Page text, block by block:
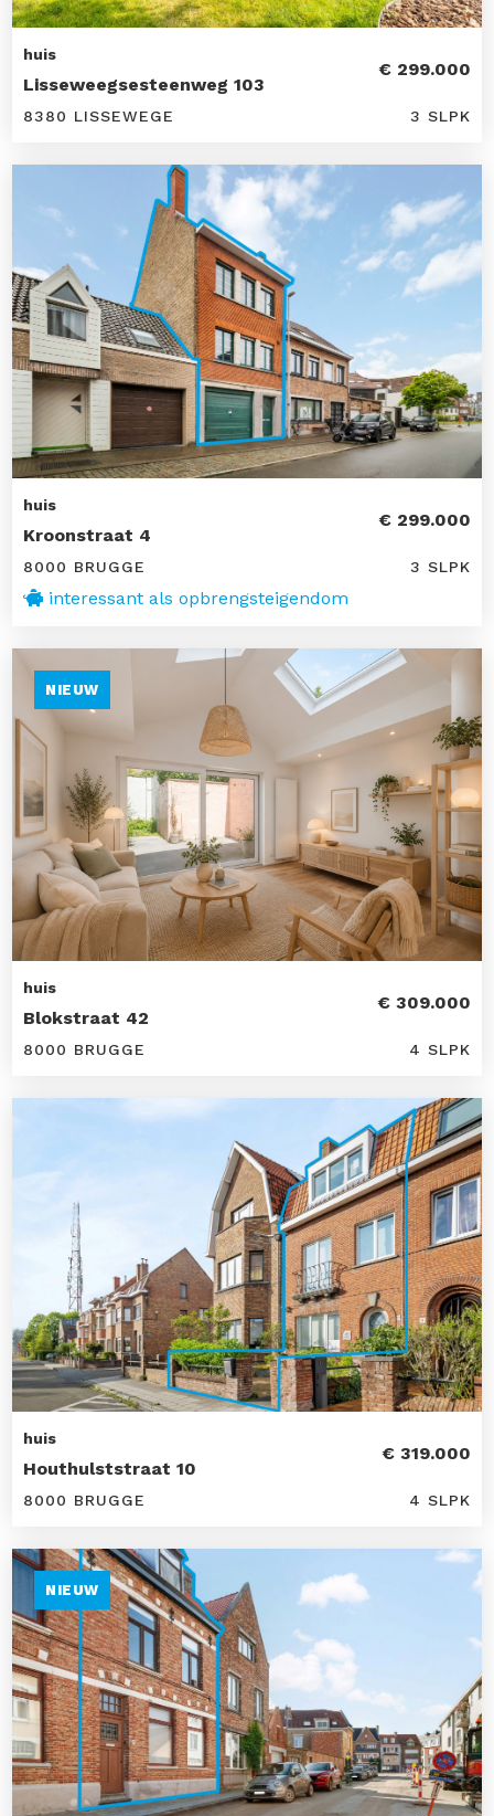
huis
Lisseweegsesteenweg 103
€ 299.000
8380 LISSEWEGE 3 SLPK
huis
Kroonstraat 4
€ 299.000
8000 BRUGGE 3 SLPK
interessant als opbrengsteigendom
NIEUW
huis
Blokstraat 42
€ 309.000
8000 BRUGGE 4 SLPK
huis
Houthulststraat 10
€ 319.000
8000 BRUGGE 4 SLPK
NIEUW